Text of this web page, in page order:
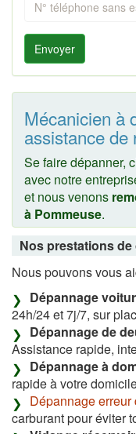
Envoyer
Mécanicien à
assistance de
Se faire dépanner,
avec notre
et nous venons
à Pommeuse.
Nos prestations de
Nous pouvons vous
Dépannage
24h/24 et 7j/7, sur
Dépannage de
Assistance rapide,
Dépannage à
rapide à votre
Dépannage erreur
carburant pour éviter